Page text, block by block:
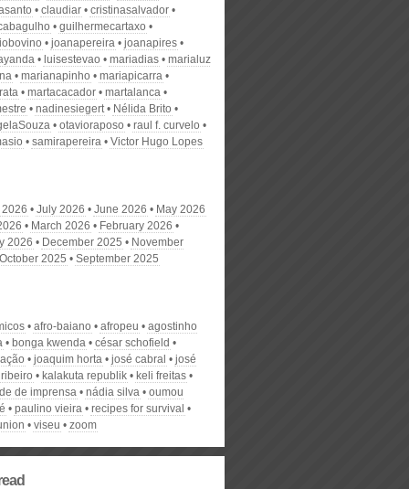
claudiar
cristinasalvador
guilhermecartaxo
joanapereira
joanapires
luisestevao mariadias
marialuz
marianapinho
mariapicarra
martacacador
martalanca
nadinesiegert
Nélida Brito
otavioraposo
raul f. curvelo
samirapereira Victor Hugo Lopes
July 2026 June 2026
May 2026
March 2026
February 2026
2026
December 2025
November
October 2025
September 2025
afro-baiano afropeu
agostinho
bonga kwenda
césar schofield
joaquim horta josé cabral
josé
kalakuta republik
keli freitas
de imprensa
nádia silva
oumou
paulino vieira
recipes for survival
viseu zoom